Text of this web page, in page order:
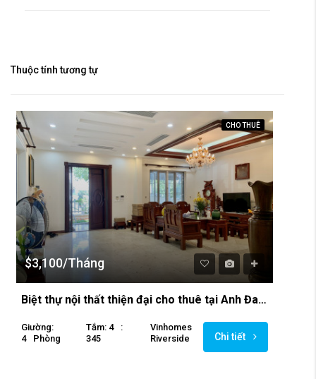
Thuộc tính tương tự
CHO THUÊ
$3,100/Tháng
Biệt thự nội thất thiện đại cho thuê tại Anh Đao Vinhomes Riverside
Giường:
4
Phòng
Tắm: 4
:
345
Vinhomes
Riverside
Chi tiết